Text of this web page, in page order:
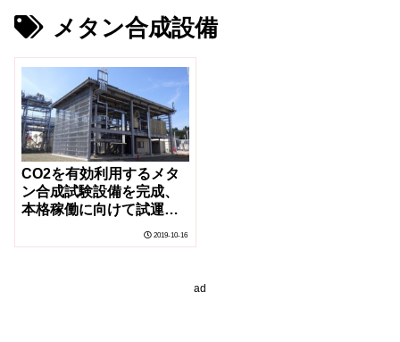
メタン合成設備
CO2を有効利用するメタ
ン合成試験設備を完成、
本格稼働に向けて試運転
2019-10-16
ad